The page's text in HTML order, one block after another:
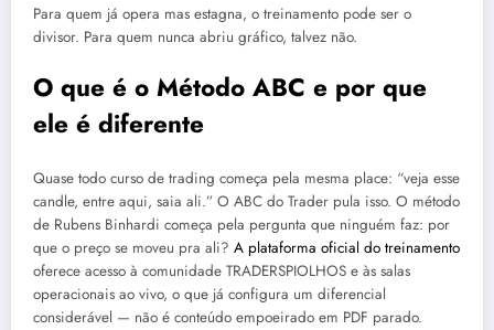
Para quem já opera mas estagna, o treinamento pode ser o
divisor. Para quem nunca abriu gráfico, talvez não.
O que é o Método ABC e por que
ele é diferente
Quase todo curso de trading começa pela mesma place: “veja esse
candle, entre aqui, saia ali.” O ABC do Trader pula isso. O método
de Rubens Binhardi começa pela pergunta que ninguém faz: por
que o preço se moveu pra ali? A plataforma oficial do treinamento
oferece acesso à comunidade TRADERSPIOLHOS e às salas
operacionais ao vivo, o que já configura um diferencial
considerável — não é conteúdo empoeirado em PDF parado.